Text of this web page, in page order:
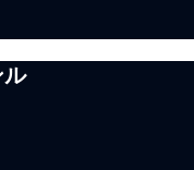
ル